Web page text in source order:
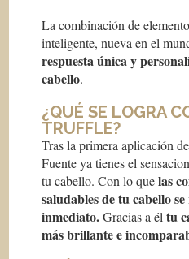
La combinación de
inteligente, nueva en el
respuesta única y
cabello.
¿QUÉ SE LOGRA
TRUFFLE?
Tras la primera aplicación
Fuente ya tienes el
tu cabello. Con lo quelas
saludables de tu cabello
inmediato.Gracias a éltu
más brillante e